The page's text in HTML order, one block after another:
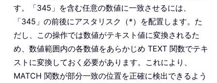
す。「345」を含む任意の数値に一致させるには、
「345」の前後にアスタリスク（*）を配置します。た
だし、この操作では数値がテキスト値に変換されるた
め、数値範囲内の各数値をあらかじめ TEXT 関数でテキ
ストに変換しておく必要があります。これにより、
MATCH 関数が部分一致の位置を正確に検出できるよう